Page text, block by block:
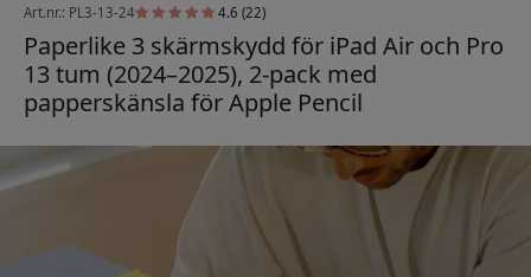
Art.nr.: PL3-13-24 4.6 (22)
Paperlike 3 skärmskydd för iPad Air och Pro
13 tum (2024–2025), 2-pack med
papperskänsla för Apple Pencil